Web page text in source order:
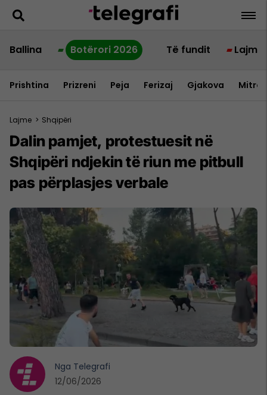
Ballina Botërori 2026 Të fundit Lajme
Prishtina Prizreni Peja Ferizaj Gjakova
Lajme > Shqipëri
Dalin pamjet, protestuesit në
Shqipëri ndjekin të riun me pitbull
pas përplasjes verbale
Nga Telegrafi
12/06/2026